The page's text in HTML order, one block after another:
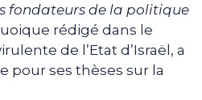
fondateurs de la politique
rédigé dans le
de l’Etat d’Israël, a
pour ses thèses sur la